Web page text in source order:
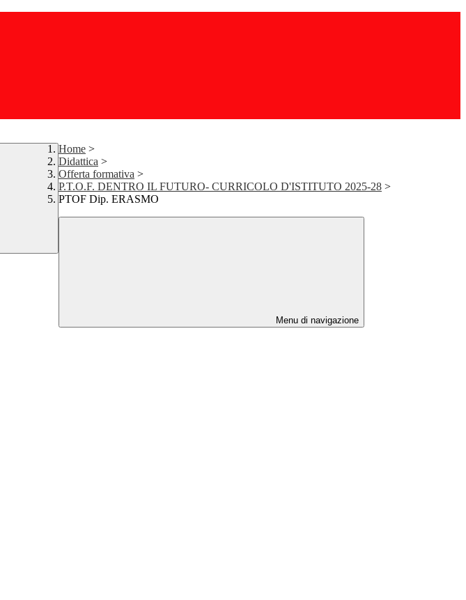
Home >
Didattica >
Offerta formativa >
P.T.O.F. DENTRO IL FUTURO- CURRICOLO D'ISTITUTO 2025-28 >
PTOF Dip. ERASMO
Menu di navigazione